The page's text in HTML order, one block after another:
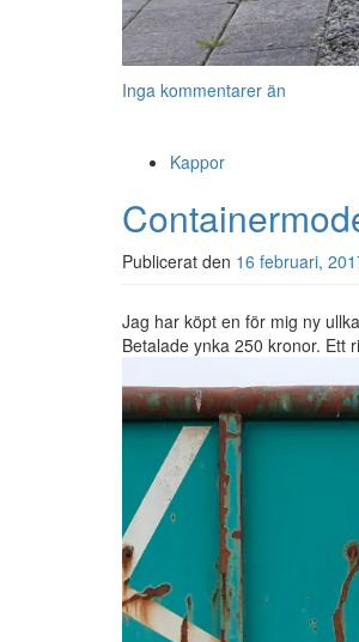
Inga kommentarer än
Kappor
Publicerat den 16 februari,
Jag har köpt en för mig ny
Betalade ynka 250 kronor. Ett